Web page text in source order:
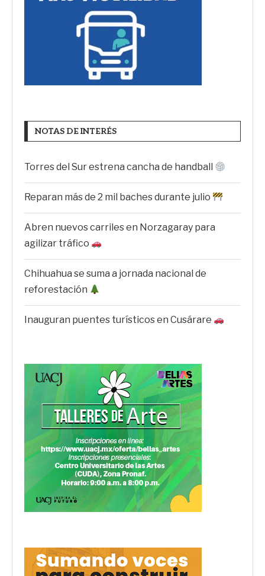
NOTAS DE INTERÉS
Torres del Sur estrena cancha de handball
Reparan más de 2 mil baches durante julio
Abren nuevos carriles en Norzagaray para
agilizar tráfico
Chihuahua se suma a jornada nacional de
reforestación
Inauguran puentes turísticos en Cusárare